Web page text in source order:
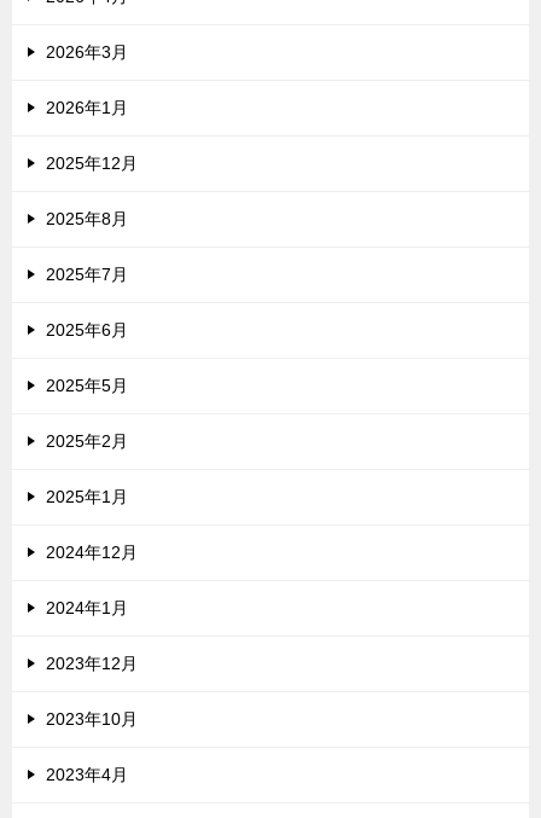
2026年3月
2026年1月
2025年12月
2025年8月
2025年7月
2025年6月
2025年5月
2025年2月
2025年1月
2024年12月
2024年1月
2023年12月
2023年10月
2023年4月